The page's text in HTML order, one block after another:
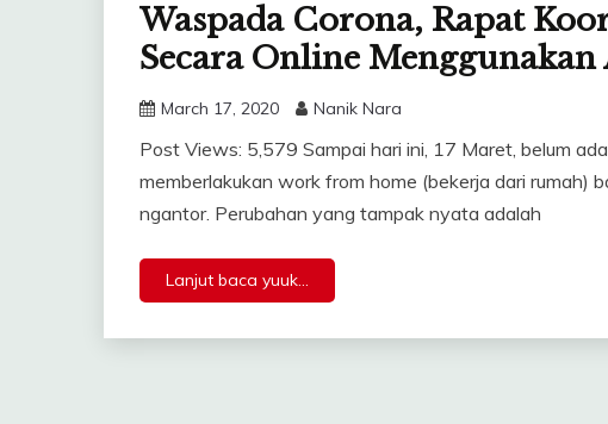
Waspada Corona, Rapat
Secara Online
March 17, 2020 Nanik Nara
Post Views: 5,579 Sampai hari ini, 17 Maret, belum
memberlakukan work from home (bekerja dari rumah)
ngantor. Perubahan yang tampak nyata adalah
Lanjut baca yuuk...